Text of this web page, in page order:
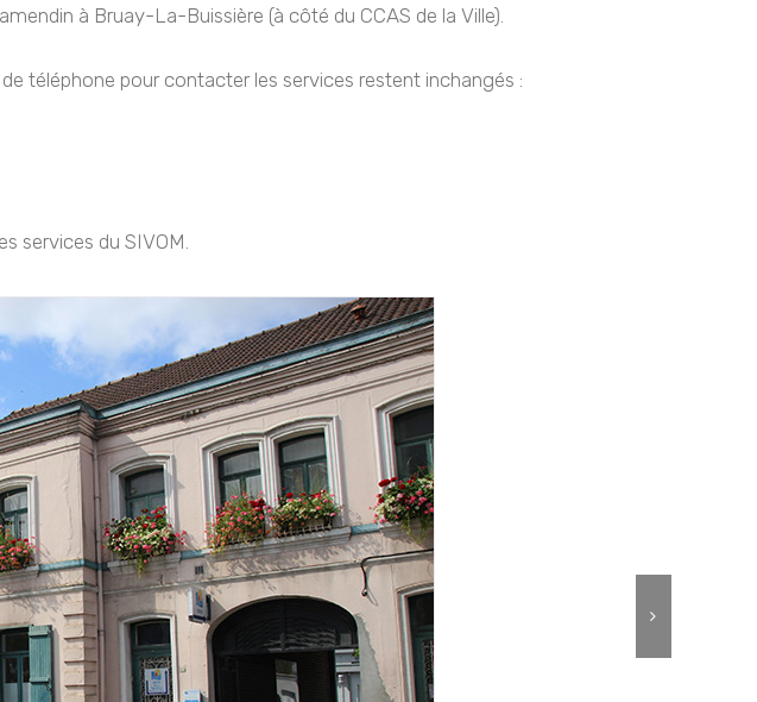
à Bruay-La-Buissière (à côté du CCAS de la Ville).
téléphone pour contacter les services restent inchangés :
services du SIVOM.